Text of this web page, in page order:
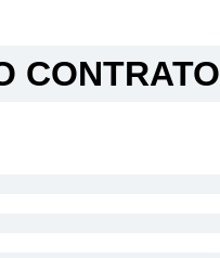
CONTRATO​